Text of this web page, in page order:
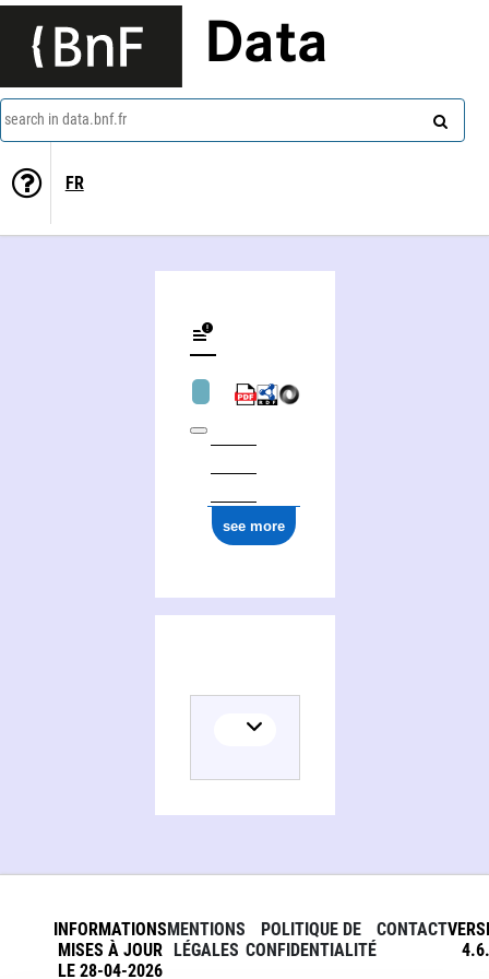
Data
search in data.bnf.fr
FR
see more
INFORMATIONS
MISES À JOUR
LE 28-04-2026
MENTIONS
LÉGALES
POLITIQUE DE
CONFIDENTIALITÉ
CONTACT